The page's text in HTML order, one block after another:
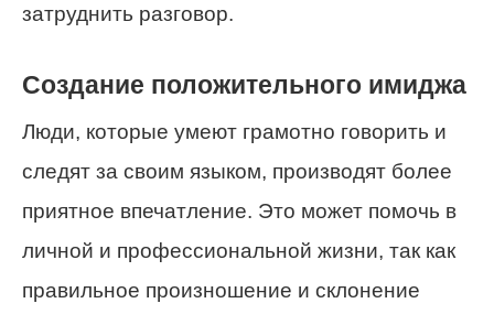
затруднить разговор.
Создание положительного имиджа
Люди, которые умеют грамотно говорить и
следят за своим языком, производят более
приятное впечатление. Это может помочь в
личной и профессиональной жизни, так как
правильное произношение и склонение